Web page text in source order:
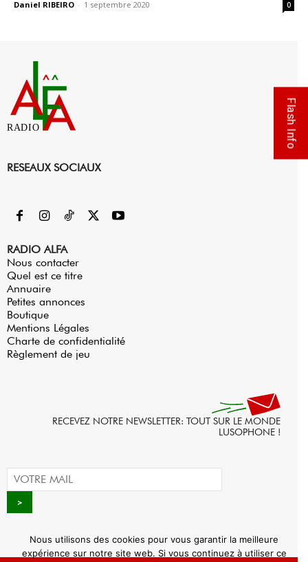
Daniel RIBEIRO - 1 septembre 2020 0
RADIO
RESEAUX SOCIAUX
RADIO ALFA
Nous contacter
Quel est ce titre
Annuaire
Petites annonces
Boutique
Mentions Légales
Charte de confidentialité
Règlement de jeu
RECEVEZ NOTRE NEWSLETTER: TOUT SUR LE MONDE
LUSOPHONE !
Flash Info
Nous utilisons des cookies pour vous garantir la meilleure
expérience sur notre site web. Si vous continuez à utiliser ce